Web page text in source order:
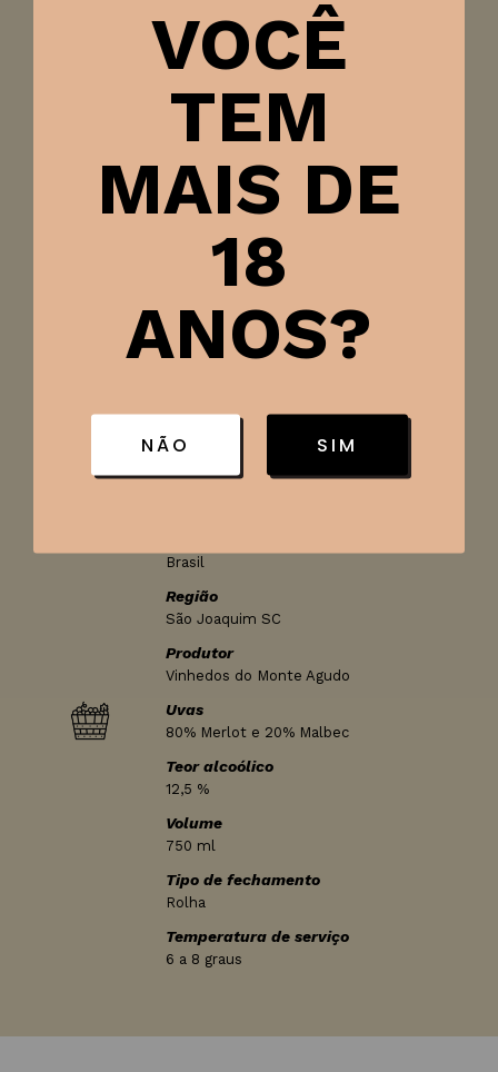
Com cor Rosa claro, com delicados reflexos
Aromas de boa intensidade aromática,
lembrando frutas frescas, amoras, framboesas e
goiaba madura.
No paladar apresenta perlage fina e elegante,
Feijoada, bolinho de aipim com carne,
Ficha técnica
Tipo de vinho
Espumante
Classificação
Brasil
Região
São Joaquim SC
Produtor
Vinhedos do Monte Agudo
Uvas
80% Merlot e 20% Malbec
Teor alcoólico
12,5 %
Volume
750 ml
Tipo de fechamento
Rolha
Temperatura de serviço
6 a 8 graus
VOCÊ
TEM
MAIS DE
18
ANOS?
NÃO SIM